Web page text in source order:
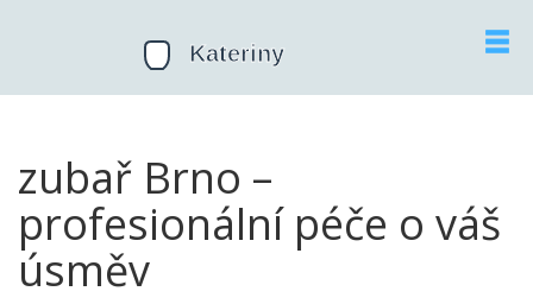
zubař Brno –
profesionální péče o váš
úsměv